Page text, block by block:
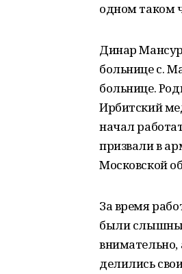
одном таком
Динар
больнице с.
больнице.
Ирбитский
начал
призвали в
Московской
За время
были слышны
внимательно,
делились